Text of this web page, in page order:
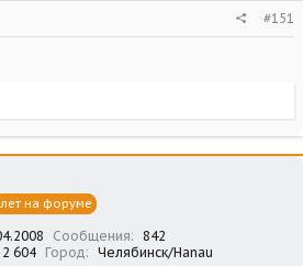
#151
на форуме
Сообщения
842
2 604 Город Челябинск/Hanau